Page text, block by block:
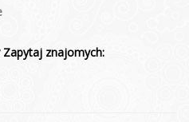
znajomych: